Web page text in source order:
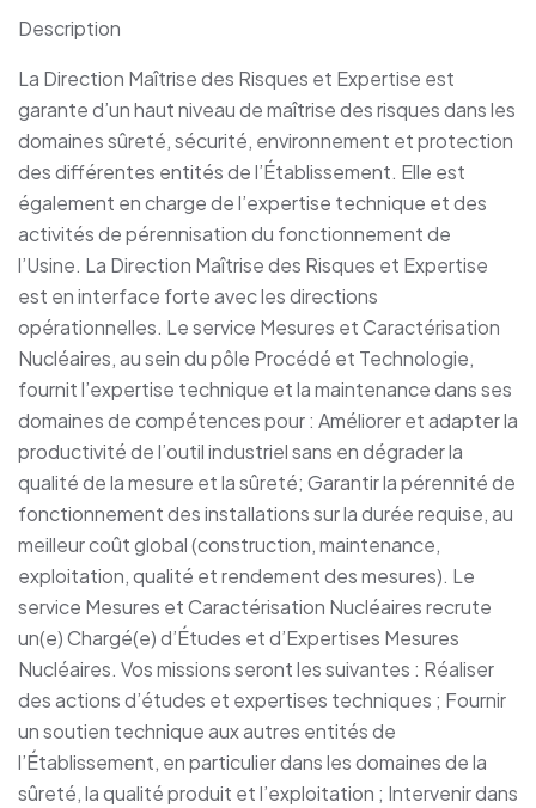
Description
La Direction Maîtrise des Risques et Expertise est
garante d’un haut niveau de maîtrise des risques dans les
domaines sûreté, sécurité, environnement et protection
des différentes entités de l’Établissement. Elle est
également en charge de l’expertise technique et des
activités de pérennisation du fonctionnement de
l’Usine. La Direction Maîtrise des Risques et Expertise
est en interface forte avec les directions
opérationnelles. Le service Mesures et Caractérisation
Nucléaires, au sein du pôle Procédé et Technologie,
fournit l’expertise technique et la maintenance dans ses
domaines de compétences pour : Améliorer et adapter la
productivité de l’outil industriel sans en dégrader la
qualité de la mesure et la sûreté; Garantir la pérennité de
fonctionnement des installations sur la durée requise, au
meilleur coût global (construction, maintenance,
exploitation, qualité et rendement des mesures). Le
service Mesures et Caractérisation Nucléaires recrute
un(e) Chargé(e) d’Études et d’Expertises Mesures
Nucléaires. Vos missions seront les suivantes : Réaliser
des actions d’études et expertises techniques ; Fournir
un soutien technique aux autres entités de
l’Établissement, en particulier dans les domaines de la
sûreté, la qualité produit et l’exploitation ; Intervenir dans